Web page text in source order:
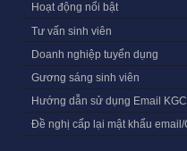
Hoạt động nổi bật
Tư vấn sinh viên
Doanh nghiệp tuyển dụng
Gương sáng sinh viên
Hướng dẫn sử dụng Email KGC
Đề nghị cấp lại mật khẩu